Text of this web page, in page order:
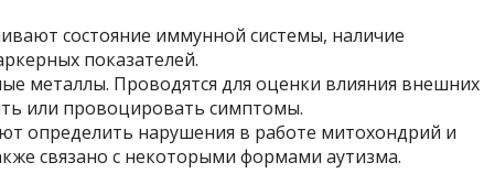
состояние иммунной системы, наличие
показателей.
металлы. Проводятся для оценки влияния внешних
или провоцировать симптомы.
определить нарушения в работе митохондрий и
связано с некоторыми формами аутизма.